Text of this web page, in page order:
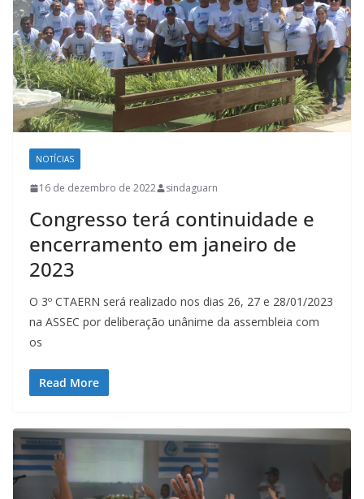
NOTÍCIAS
16 de dezembro de 2022 sindaguarn
Congresso terá continuidade e
encerramento em janeiro de
2023
O 3º CTAERN será realizado nos dias 26, 27 e 28/01/2023
na ASSEC por deliberação unânime da assembleia com
os
Read More